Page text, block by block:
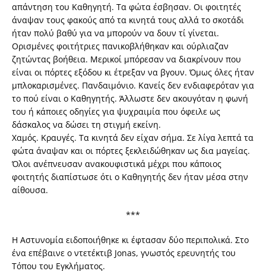
απάντηση του Καθηγητή. Τα φώτα έσβησαν. Οι φοιτητές
άναψαν τους φακούς από τα κινητά τους αλλά το σκοτάδι
ήταν πολύ βαθύ για να μπορούν να δουν τί γίνεται.
Ορισμένες φοιτήτριες πανικοβλήθηκαν και ούρλιαζαν
ζητώντας βοήθεια. Μερικοί μπόρεσαν να διακρίνουν που
είναι οι πόρτες εξόδου κι έτρεξαν να βγουν. Όμως όλες ήταν
μπλοκαρισμένες. Πανδαιμόνιο. Κανείς δεν ενδιαφερόταν για
το πού είναι ο Καθηγητής. Άλλωστε δεν ακουγόταν η φωνή
του ή κάποιες οδηγίες για ψυχραιμία που όφειλε ως
δάσκαλος να δώσει τη στιγμή εκείνη.
Χαμός. Κραυγές. Τα κινητά δεν είχαν σήμα. Σε λίγα λεπτά τα
φώτα άναψαν και οι πόρτες ξεκλειδώθηκαν ως δια μαγείας.
Όλοι ανέπνευσαν ανακουφιστικά μέχρι που κάποιος
φοιτητής διαπίστωσε ότι ο Καθηγητής δεν ήταν μέσα στην
αίθουσα.
***
Η Αστυνομία ειδοποιήθηκε κι έφτασαν δύο περιπολικά. Στο
ένα επέβαινε ο ντετέκτιβ Jonas, γνωστός ερευνητής του
Τόπου του Εγκλήματος.